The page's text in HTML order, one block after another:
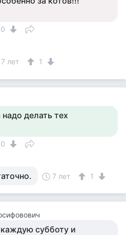
0
7 лет
1
делать тех
0
7 лет 1
субботу и